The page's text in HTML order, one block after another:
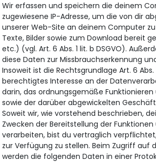
Wir erfassen und speichern die deinem
zugewiesene IP-Adresse, um die von dir
unserer Web-Site an deinem Computer
Texte, Bilder sowie zum Download bereit
etc.) (vgl. Art. 6 Abs. 1 lit. b DSGVO).
diese Daten zur Missbrauchserkennung
Insoweit ist die Rechtsgrundlage Art. 6 Abs.
berechtigtes Interesse an der
darin, das ordnungsgemäße Funktionieren
sowie der darüber abgewickelten
Soweit wir, wie vorstehend beschrieben,
Zwecken der Bereitstellung der
verarbeiten, bist du vertraglich
zur Verfügung zu stellen. Beim Zugriff auf
werden die folgenden Daten in einer